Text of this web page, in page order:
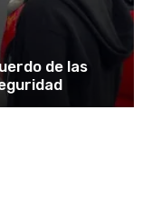
de las